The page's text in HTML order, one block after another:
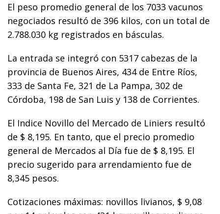
El peso promedio general de los 7033 vacunos
negociados resultó de 396 kilos, con un total de
2.788.030 kg registrados en básculas.
La entrada se integró con 5317 cabezas de la
provincia de Buenos Aires, 434 de Entre Ríos,
333 de Santa Fe, 321 de La Pampa, 302 de
Córdoba, 198 de San Luis y 138 de Corrientes.
El Indice Novillo del Mercado de Liniers resultó
de $ 8,195. En tanto, que el precio promedio
general de Mercados al Día fue de $ 8,195. El
precio sugerido para arrendamiento fue de
8,345 pesos.
Cotizaciones máximas: novillos livianos, $ 9,08